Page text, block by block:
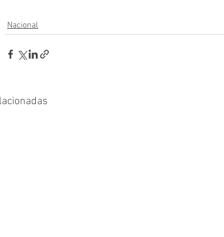
Nacional